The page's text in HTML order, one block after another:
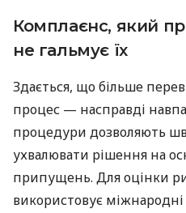
Комплаєнс, який
не гальмує їх
Здається, що більше
процес — насправді
процедури дозволяють
ухвалювати рішення на
припущень. Для оцінки
використовує